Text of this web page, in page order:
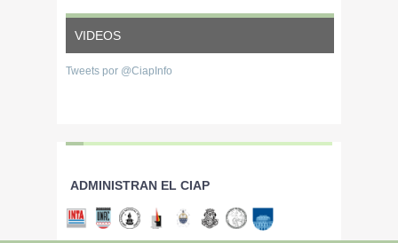
VIDEOS
Tweets por @CiapInfo
ADMINISTRAN EL CIAP